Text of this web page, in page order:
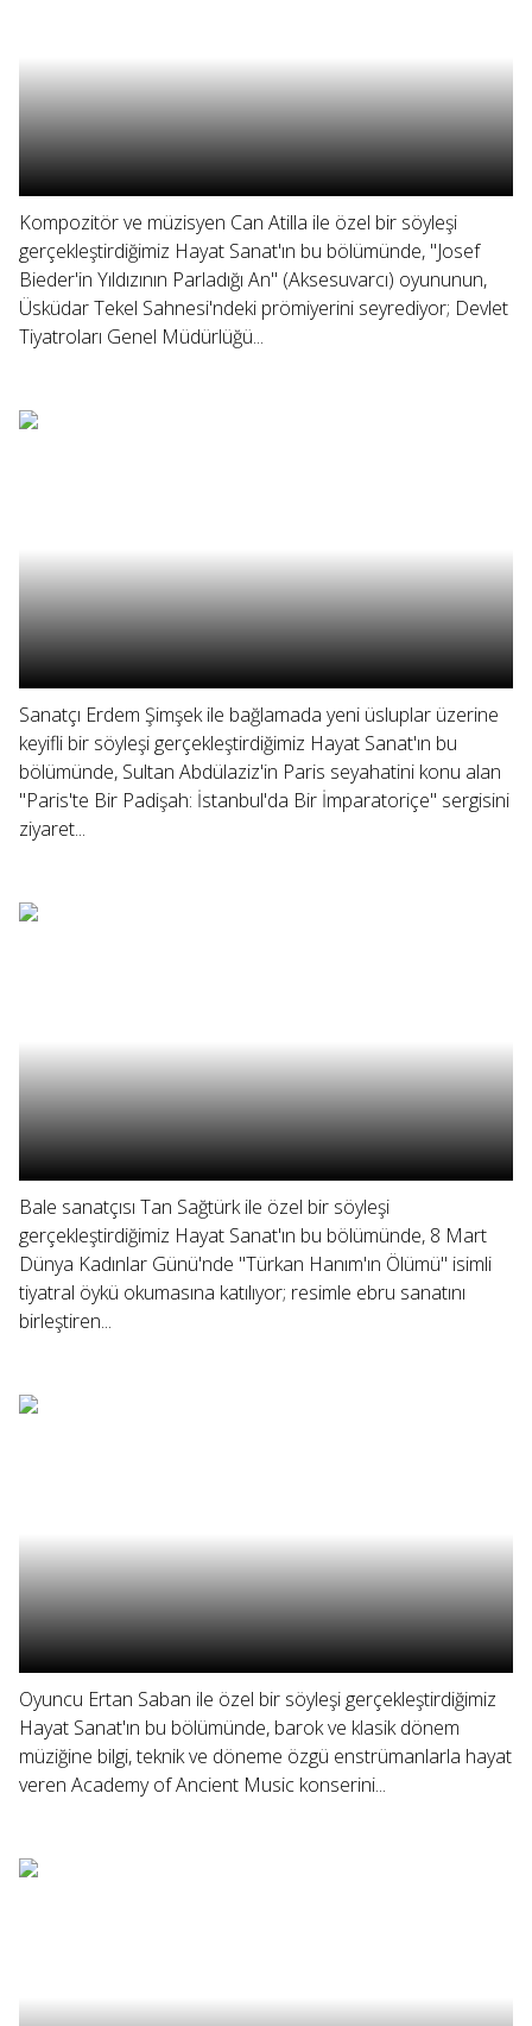
Kompozitör ve müzisyen Can Atilla ile özel bir söyleşi
gerçekleştirdiğimiz Hayat Sanat'ın bu bölümünde, "Josef
Bieder'in Yıldızının Parladığı An" (Aksesuvarcı) oyununun,
Üsküdar Tekel Sahnesi'ndeki prömiyerini seyrediyor; Devlet
Tiyatroları Genel Müdürlüğü...
Sanatçı Erdem Şimşek ile bağlamada yeni üsluplar üzerine
keyifli bir söyleşi gerçekleştirdiğimiz Hayat Sanat'ın bu
bölümünde, Sultan Abdülaziz'in Paris seyahatini konu alan
"Paris'te Bir Padişah: İstanbul'da Bir İmparatoriçe" sergisini
ziyaret...
Bale sanatçısı Tan Sağtürk ile özel bir söyleşi
gerçekleştirdiğimiz Hayat Sanat'ın bu bölümünde, 8 Mart
Dünya Kadınlar Günü'nde "Türkan Hanım'ın Ölümü" isimli
tiyatral öykü okumasına katılıyor; resimle ebru sanatını
birleştiren...
Oyuncu Ertan Saban ile özel bir söyleşi gerçekleştirdiğimiz
Hayat Sanat'ın bu bölümünde, barok ve klasik dönem
müziğine bilgi, teknik ve döneme özgü enstrümanlarla hayat
veren Academy of Ancient Music konserini...